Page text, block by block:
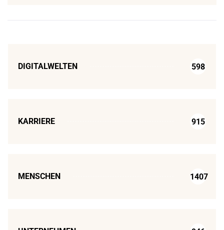
DIGITALWELTEN 598
KARRIERE 915
MENSCHEN 1407